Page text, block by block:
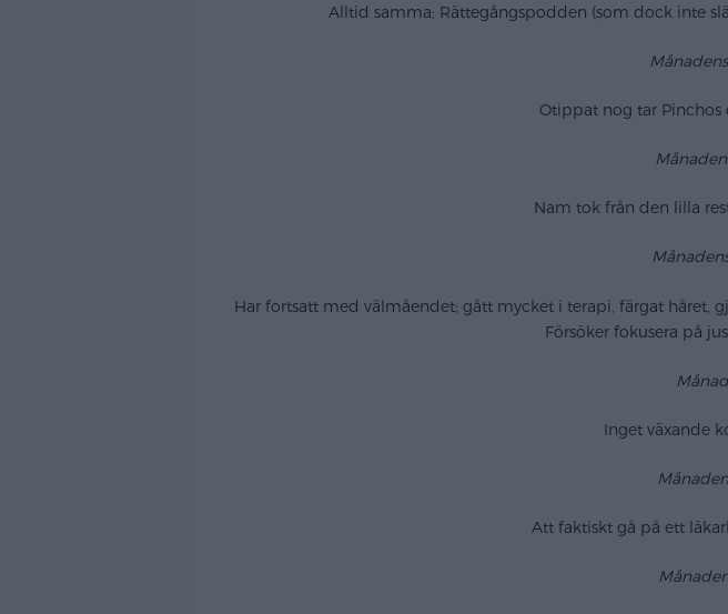
Alltid samma; Rättegångspodden (som dock inte
Otippat nog tar
Nam tok från den lilla
Har fortsatt med välmåendet; gått mycket i terapi, färgat håret,
Försöker fokusera på
Inget växande
Att faktiskt gå på ett